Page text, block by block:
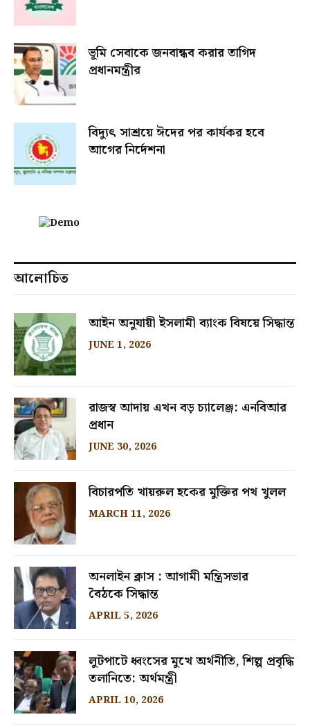
ভূমি সেবাকে জনবান্ধব করার তাগিদ
প্রধানমন্ত্রীর
বিদ্যুৎ সাশ্রয়ে ঈদের পর কার্যকর হবে
আগের নির্দেশনা
আলোচিত
আইন অনুযায়ী ইসলামী ব্যাংক বিষয়ে সিদ্ধান্ত
JUNE 1, 2026
রাজস্ব আদায় এখন বড় চ্যালেঞ্জ: এনবিআর
প্রধান
JUNE 30, 2026
বিচারপতি খায়রুল হকের মুক্তির পথ খুলল
MARCH 11, 2026
অনলাইন ক্লাস : আগামী মন্ত্রিসভার
বৈঠকে সিদ্ধান্ত
APRIL 5, 2026
লুটপাটে ধ্বংসের মুখে অর্থনীতি, শিল্প প্রবৃদ্ধি
তলানিতে: অর্থমন্ত্রী
APRIL 10, 2026